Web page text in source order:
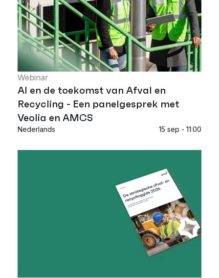
Webinar
AI en de toekomst van Afval en
Recycling - Een panelgesprek met
Veolia en AMCS
Nederlands 15 sep - 11:00